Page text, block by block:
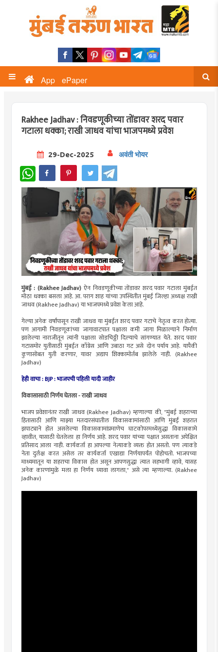
App ePaper
Rakhee Jadhav : निवडणूकीच्या तोंडावर शरद पवार
गटाला धक्का; राखी जाधव यांचा भाजपमध्ये प्रवेश
29-Dec-2025 अवंती भोयर
WhatsApp
मुंबई : (Rakhee Jadhav) ऐन निवडणूकीच्या तोंडावर शरद पवार गटाला मुंबईत
मोठा धक्का बसला आहे. आ. पराग शाह यांच्या उपस्थितीत मुंबई जिल्हा अध्यक्ष राखी
जाधव (Rakhee Jadhav) या भाजपमध्ये प्रवेश केला आहे.
गेल्या अनेक वर्षांपासून राखी जाधव या मुंबईत शरद पवार गटाचे नेतृत्व करत होत्या.
पण आगामी निवडणूकांच्या जागावाटपात पक्षाला कमी जागा मिळाल्याने निर्माण
झालेल्या नाराजीतून त्यांनी पक्षाला सोडचिठ्ठी दिल्याचे सांगण्यात येते. शरद पवार
गटासमोर युतीसाठी मुंबईत काँग्रेस आणि उबाठा गट असे दोन पर्याय आहे. यापैकी
कुणासोबत युती करणार, यावर अद्याप शिक्कामोर्तब झालेले नाही. (Rakhee
Jadhav)
हेही वाचा : BJP : भाजपची पहिली यादी जाहीर
विकासासाठी निर्णय घेतला - राखी जाधव
भाजप प्रवेशानंतर राखी जाधव (Rakhee Jadhav) म्हणाल्या की, "मुंबई शहराच्या
हितासाठी आणि माझ्या मतदारसंघातील विकासकामांसाठी आणि मुंबई शहरात
झपाट्याने होत असलेल्या विकासकामांप्रमाणेच घाटकोपरमध्येसुद्धा विकासकामे
व्हावीत, यासाठी घेतलेला हा निर्णय आहे. शरद पवार यांच्या पक्षात असताना अपेक्षित
प्रतिसाद आला नाही. कार्यकर्ता हा आपल्या नेत्याकडे व्यक्त होत असतो. पण त्याकडे
नेता दुर्लक्ष करत असेल तर कार्यकर्ता एखाद्या निर्णयापर्यंत पोहोचतो. भाजपच्या
माध्यमातून या शहराचा विकास होत असून आपणसुद्धा त्यात सहभागी व्हावे, यासह
अनेक कारणांमुळे मला हा निर्णय घ्यावा लागला," असे त्या म्हणाल्या. (Rakhee
Jadhav)